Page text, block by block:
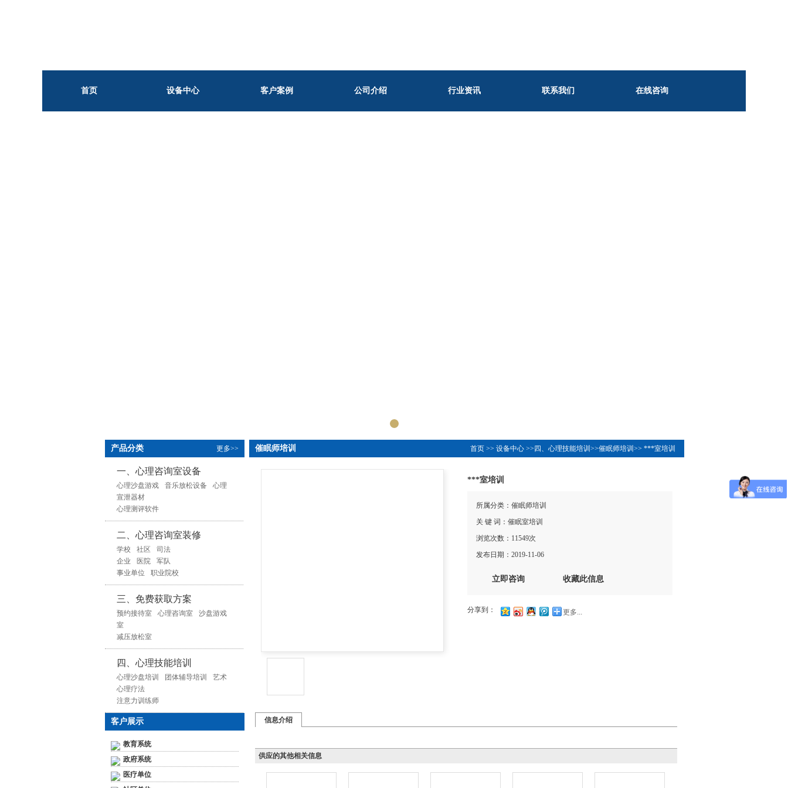
首页 设备中心 客户案例 公司介绍 行业资讯 联系我们 在线咨询
更多>>
产品分类
一、心理咨询室设备
心理沙盘游戏 音乐放松设备
心理
宣泄器材
心理测评软件
二、心理咨询室装修
学校 社区
司法
企业
医院
军队
事业单位
职业院校
三、免费获取方案
预约接待室 心理咨询室
沙盘游戏
室
减压放松室
四、心理技能培训
心理沙盘培训 团体辅导培训
艺术
心理疗法
注意力训练师
客户展示
教育系统
政府系统
医疗单位
首页 >> 设备中心 >> 四、心理技能培训 >>催眠师培训 >> ***室培训
催眠师培训
***室培训
所属分类：催眠师培训
关 键 词：催眠室培训
浏览次数：11549次
发布日期：2019-11-06
立即咨询 收藏此信息
分享到： 更多...
信息介绍
供应的其他相关信息